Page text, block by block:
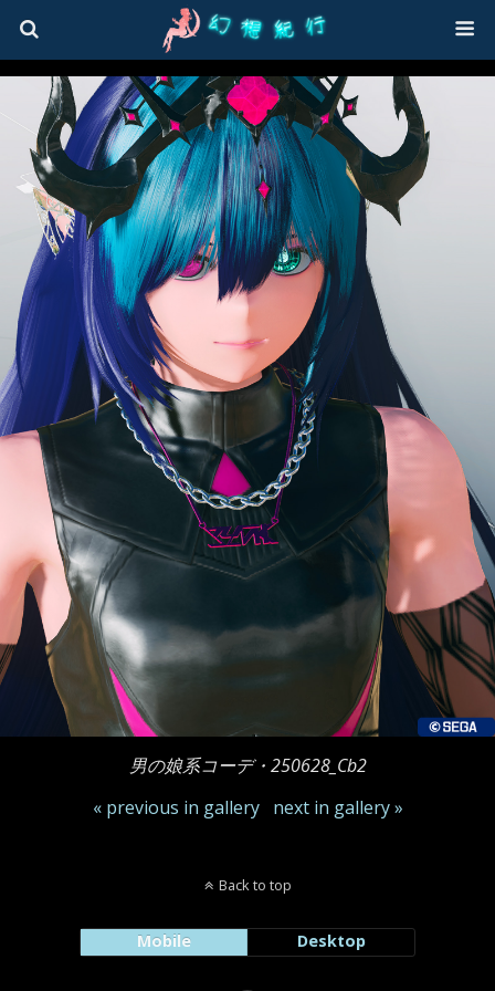
男の娘系コーデ・250628_Cb2
« previous in gallery
next in gallery »
Back to top
Mobile Desktop